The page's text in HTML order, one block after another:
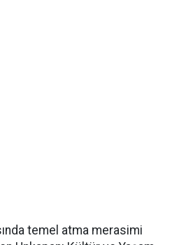
temel atma merasimi